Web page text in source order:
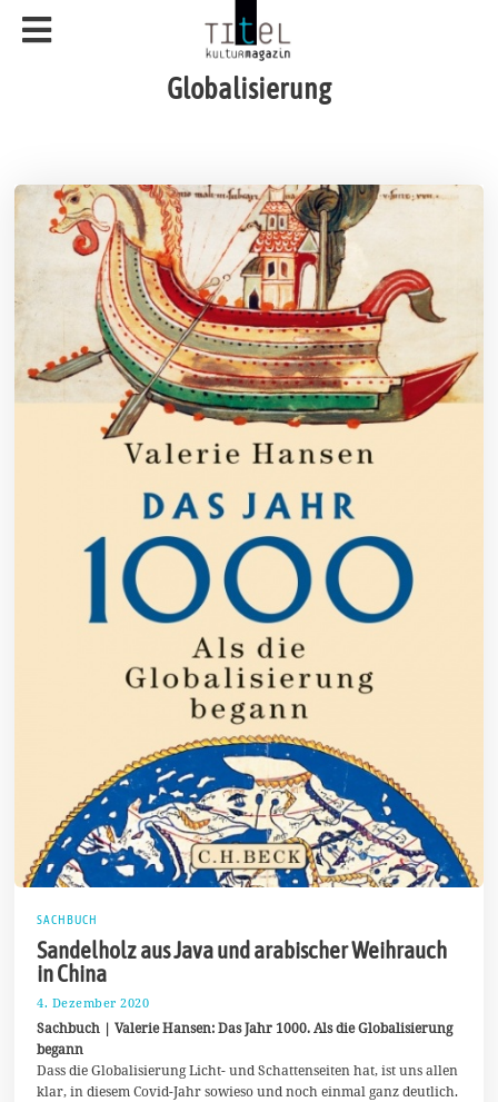
Globalisierung
SACHBUCH
Sandelholz aus Java und arabischer Weihrauch
in China
4. Dezember 2020
.
D
z
e
Sachbuch | Valerie Hansen: Das Jahr 1000. Als die Globalisierung
begann
Dass die Globalisierung Licht- und Schattenseiten hat, ist uns allen
klar, in diesem Covid-Jahr sowieso und noch einmal ganz deutlich.